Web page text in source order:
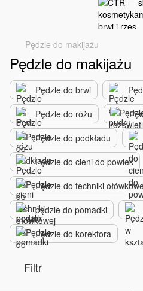
Pędzle do makijażu
Pędzle do makijażu
Pędzle do brwi
Pędzle do różu
Pędzle do podkładu
Pędzle do cieni do powiek
Pędzle do techniki
pędzle do pomadki
Pędzle do korektora
Filtr